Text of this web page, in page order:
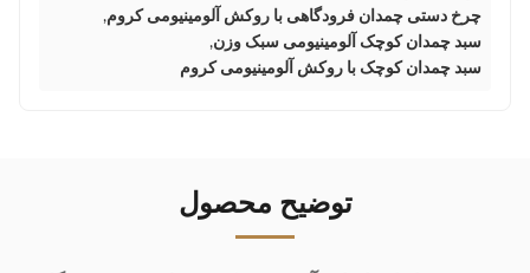
چرخ دستی چمدان فرودگاهی با روکش آلومینیومی کروم,
سبد چمدان کوچک آلومینیومی سبک وزن,
سبد چمدان کوچک با روکش آلومینیومی کروم
توضیح محصول